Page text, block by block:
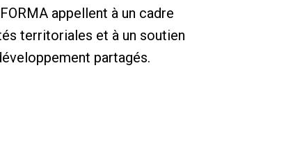
appellent à un cadre
territoriales et à un soutien
partagés.